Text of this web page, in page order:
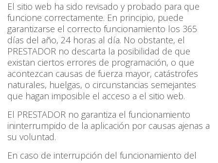
El sitio web ha sido revisado y probado para que
funcione correctamente. En principio, puede
garantizarse el correcto funcionamiento los 365
días del año, 24 horas al día. No obstante, el
PRESTADOR no descarta la posibilidad de que
existan ciertos errores de programación, o que
acontezcan causas de fuerza mayor, catástrofes
naturales, huelgas, o circunstancias semejantes
que hagan imposible el acceso a el sitio web.
El PRESTADOR no garantiza el funcionamiento
ininterrumpido de la aplicación por causas ajenas a
su voluntad.
En caso de interrupción del funcionamiento del